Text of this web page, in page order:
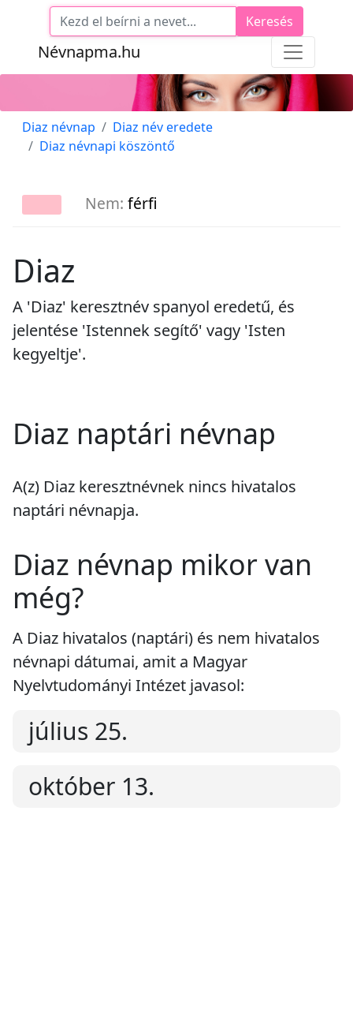
Névnapma.hu
Keresés
Diaz névnap
Diaz név eredete
Diaz névnapi köszöntő
Nem: férfi
Diaz
A 'Diaz' keresztnév spanyol eredetű, és
jelentése 'Istennek segítő' vagy 'Isten
kegyeltje'.
Diaz naptári névnap
A(z) Diaz keresztnévnek nincs hivatalos
naptári névnapja.
Diaz névnap mikor van
még?
A Diaz hivatalos (naptári) és nem hivatalos
névnapi dátumai, amit a Magyar
Nyelvtudományi Intézet javasol:
július 25.
október 13.